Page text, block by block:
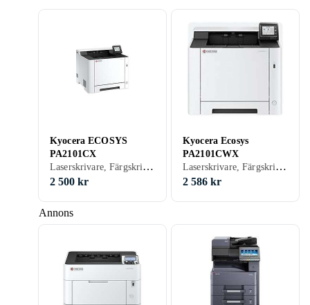
Annons
Kyocera ECOSYS
PA2101CX
Laserskrivare, Färgskrivare, Utskrift, USB, RJ-45 (Ethernet), Minneskortsläsare
2 500 kr
Kyocera Ecosys
PA2101CWX
Laserskrivare, Färgskrivare, Utskrift, USB, RJ-45 (Ethernet), Wi-Fi, Minneskortsläsare
2 586 kr